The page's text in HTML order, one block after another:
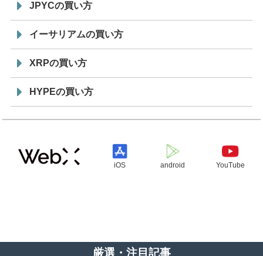
JPYCの買い方
イーサリアムの買い方
XRPの買い方
HYPEの買い方
iOS android YouTube
厳選・注目記事